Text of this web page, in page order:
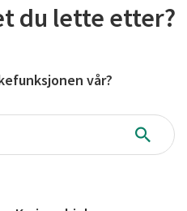
du lette etter?
vår?
Søk